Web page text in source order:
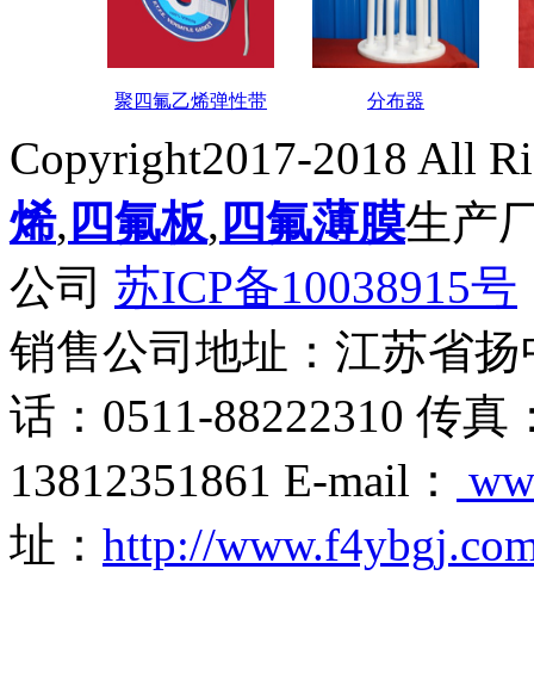
聚四氟乙烯弹性带 分布器
Copyright2017-2018 All
烯, 四氟板, 四氟薄膜生产
公司 苏ICP备10038915号
销售公司地址：江苏省
话：0511-88222310 传真
13812351861 E-mail：
址： http://